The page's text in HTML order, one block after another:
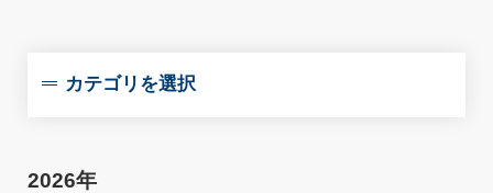
カテゴリを選択
2026年